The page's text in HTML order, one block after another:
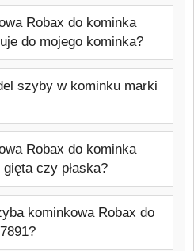
Robax do kominka
do mojego kominka?
Oferowany
do kominków
zakupem warto
model urządzenia,
szyby w kominku marki
jest
znamionowej pieca
urządzenia.
się z
urządzenia
informacji.
Robax do kominka
czy płaska?
to szyba kominkowa
do danego frontu
do 800 °C
kominkowa Robax do